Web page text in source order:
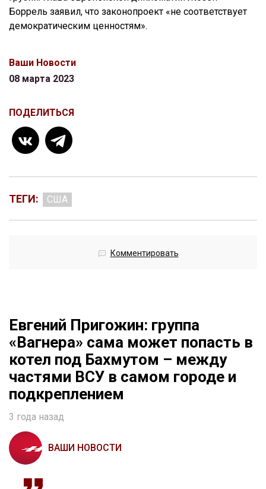
Боррель заявил, что законопроект «не соответствует
демократическим ценностям».
Ваши Новости
08 марта 2023
ПОДЕЛИТЬСЯ
ТЕГИ: США
Комментировать
Евгений Пригожин: группа
«Вагнера» сама может попасть в
котел под Бахмутом – между
частями ВСУ в самом городе и
подкреплением
3 года назад
ВАШИ НОВОСТИ